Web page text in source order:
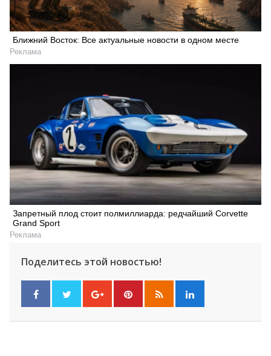
Ближний Восток: Все актуальные новости в одном месте
Реклама
Запретный плод стоит полмиллиарда: редчайший Corvette
Grand Sport
Реклама
Поделитесь этой новостью!